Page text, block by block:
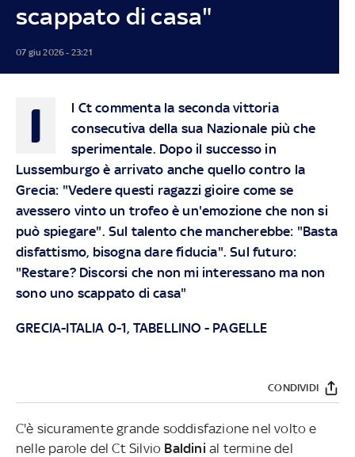
scappato di casa"
07 giu 2026 - 23:21
I
l Ct commenta la seconda vittoria
consecutiva della sua Nazionale più che
sperimentale. Dopo il successo in
Lussemburgo è arrivato anche quello contro la
Grecia: "Vedere questi ragazzi gioire come se
avessero vinto un trofeo è un'emozione che non si
può spiegare". Sul talento che mancherebbe: "Basta
disfattismo, bisogna dare fiducia". Sul futuro:
"Restare? Discorsi che non mi interessano ma non
sono uno scappato di casa"
GRECIA-ITALIA 0-1, TABELLINO - PAGELLE
CONDIVIDI
C'è sicuramente grande soddisfazione nel volto e
nelle parole del Ct Silvio Baldinial termine del